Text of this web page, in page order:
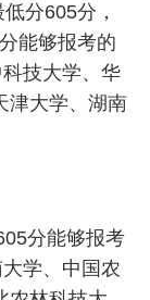
分605分，
能够报考的
技大学、华
津大学、湖南
分能够报考
学、中国农